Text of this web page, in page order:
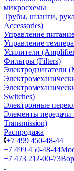
микросхемы
Трубы, шланги,
Accessories)
Управление
Управление
Усилители
Фильтры (Filters)
Электродвигатели
Switches)
Электронные
Элементы передачи
Transmission)
Распродажа
+7 499 450-48-44
+7 499 450-48-44
+7 473 212-00-73